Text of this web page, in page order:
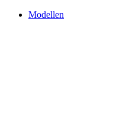
Modellen